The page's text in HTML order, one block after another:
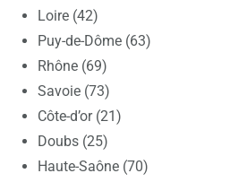
Loire (42)
Puy-de-Dôme (63)
Rhône (69)
Savoie (73)
Côte-d’or (21)
Doubs (25)
Haute-Saône (70)